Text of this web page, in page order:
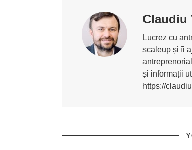
Claudiu
Lucrez cu
scaleup și îi
și informații
https://